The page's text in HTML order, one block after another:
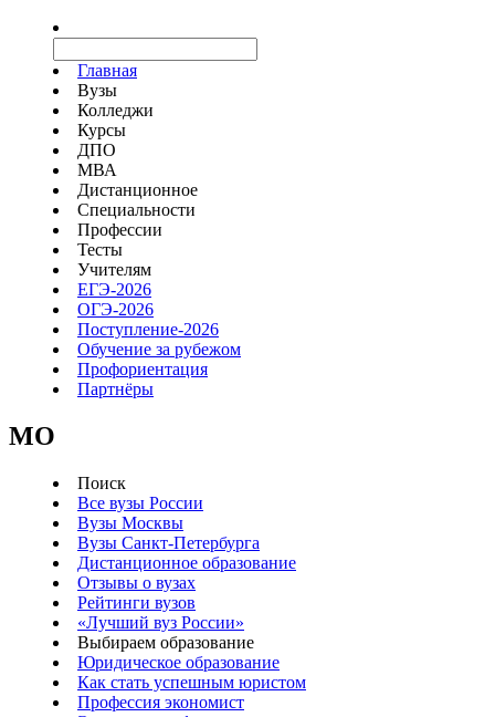
Главная
Вузы
Колледжи
Курсы
ДПО
МВА
Дистанционное
Специальности
Профессии
Тесты
Учителям
ЕГЭ-2026
ОГЭ-2026
Поступление-2026
Обучение за рубежом
Профориентация
Партнёры
MO
Поиск
Все вузы России
Вузы Москвы
Вузы Санкт-Петербурга
Дистанционное образование
Отзывы о вузах
Рейтинги вузов
«Лучший вуз России»
Выбираем образование
Юридическое образование
Как стать успешным юристом
Профессия экономист